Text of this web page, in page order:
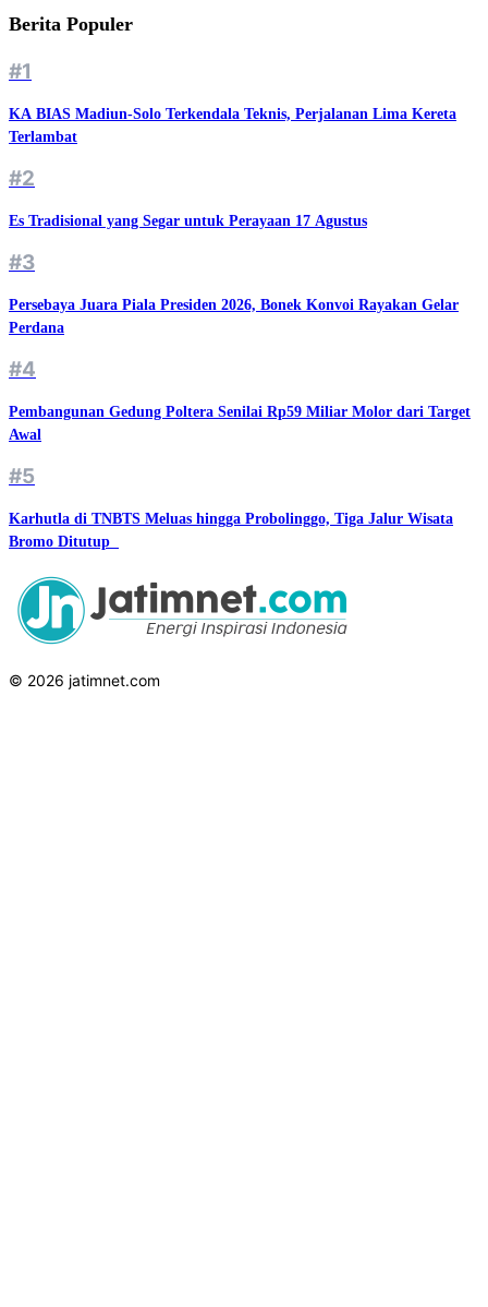
Berita Populer
#1
KA BIAS Madiun-Solo Terkendala Teknis, Perjalanan Lima Kereta
Terlambat
#2
Es Tradisional yang Segar untuk Perayaan 17 Agustus
#3
Persebaya Juara Piala Presiden 2026, Bonek Konvoi Rayakan Gelar
Perdana
#4
Pembangunan Gedung Poltera Senilai Rp59 Miliar Molor dari Target
Awal
#5
Karhutla di TNBTS Meluas hingga Probolinggo, Tiga Jalur Wisata
Bromo Ditutup ‎‎
© 2026 jatimnet.com